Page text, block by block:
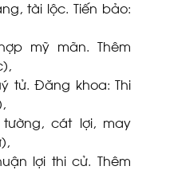
tài lộc. Tiến bảo:
mỹ mãn. Thêm
tử. Đăng khoa: Thi
cát lợi, may
lợi thi cử. Thêm